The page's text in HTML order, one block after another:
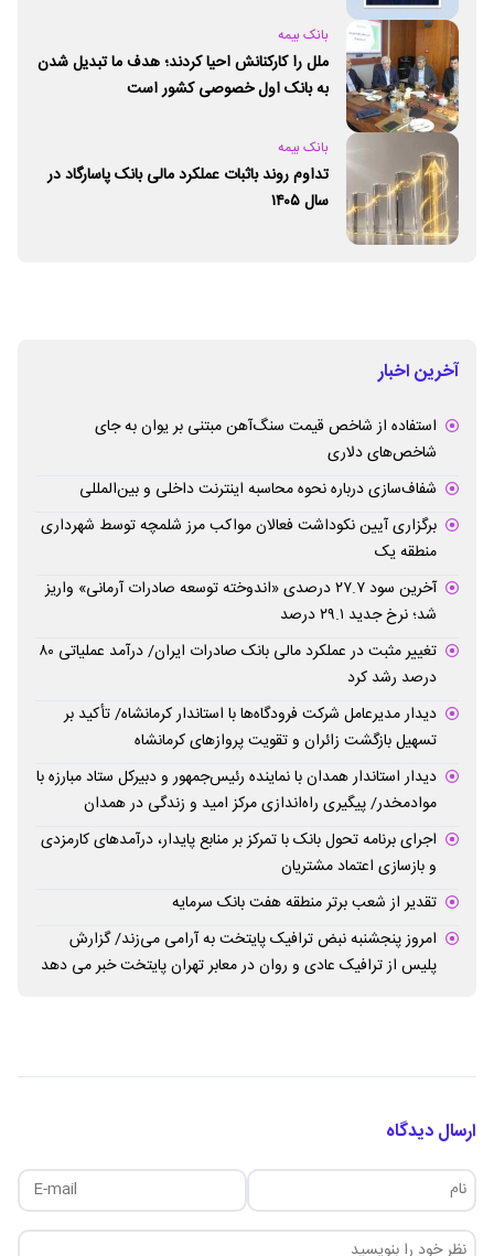
بانک بیمه
ملل را کارکنانش احیا کردند؛ هدف ما تبدیل شدن
به بانک اول خصوصی کشور است
بانک بیمه
تداوم روند باثبات عملکرد مالی بانک پاسارگاد در
سال ۱۴۰۵
آخرین اخبار
استفاده از شاخص قیمت سنگ‌آهن مبتنی بر یوان به جای
شاخص‌های دلاری
شفاف‌سازی درباره نحوه محاسبه اینترنت داخلی و بین‌المللی
برگزاری آیین نکوداشت فعالان مواکب مرز شلمچه توسط شهرداری
منطقه یک
آخرین سود ۲۷.۷ درصدی «اندوخته توسعه صادرات آرمانی» واریز
شد؛ نرخ جدید ۲۹.۱ درصد
تغییر مثبت در عملکرد مالی بانک صادرات ایران/ درآمد عملیاتی ۸۰
درصد رشد کرد
دیدار مدیرعامل شرکت فرودگاه‌ها با استاندار کرمانشاه/ تأکید بر
تسهیل بازگشت زائران و تقویت پروازهای کرمانشاه
دیدار استاندار همدان با نماینده رئیس‌جمهور و دبیرکل ستاد مبارزه با
موادمخدر/ پیگیری راه‌اندازی مرکز امید و زندگی در همدان
اجرای برنامه تحول بانک با تمرکز بر منابع پایدار، درآمدهای کارمزدی
و بازسازی اعتماد مشتریان
تقدیر از شعب برتر منطقه هفت بانک سرمایه
امروز پنجشنبه نبض ترافیک پایتخت به آرامی می‌زند/ گزارش
پلیس از ترافیک عادی و روان در معابر تهران پایتخت خبر می دهد
ارسال دیدگاه